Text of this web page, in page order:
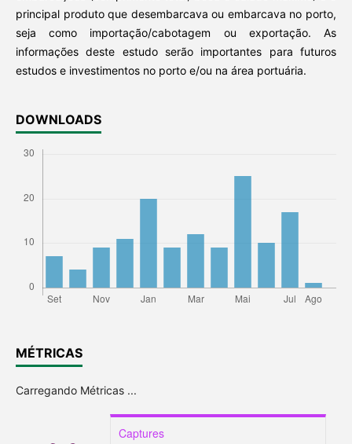
principal produto que desembarcava ou embarcava no porto,
seja como importação/cabotagem ou exportação. As
informações deste estudo serão importantes para futuros
estudos e investimentos no porto e/ou na área portuária.
DOWNLOADS
MÉTRICAS
Carregando Métricas ...
Captures